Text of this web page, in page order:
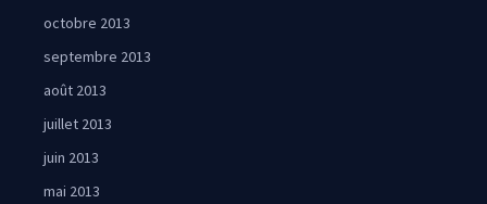
octobre 2013
septembre 2013
août 2013
juillet 2013
juin 2013
mai 2013